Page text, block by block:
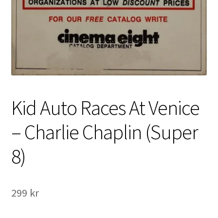
International Checkout
Konto
Varukorg
Direktbetalning
Hyr en projektor
Kid Auto Races At Venice
– Charlie Chaplin (Super
8)
299 kr